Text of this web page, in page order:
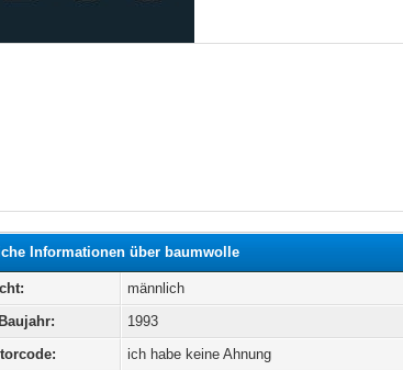
Informationen über baumwolle
männlich
1993
ich habe keine Ahnung